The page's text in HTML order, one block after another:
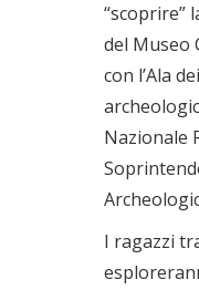
“scoprire”
del Museo
con l’Ala
Nazionale
I ragazzi